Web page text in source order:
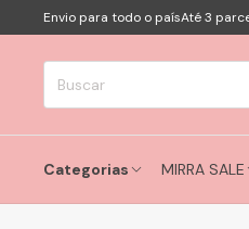
Envio para todo o paísAté 3
Categorias MIRRA SALE